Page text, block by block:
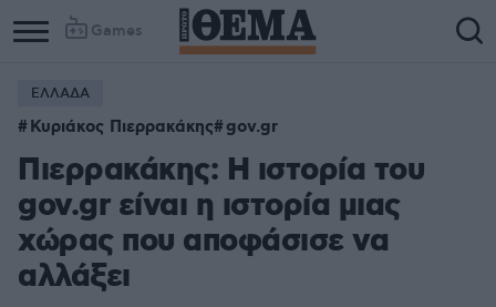
Games
ΕΛΛΑΔΑ
Κυριάκος Πιερρακάκης gov.gr
Πιερρακάκης: Η ιστορία του
gov.gr είναι η ιστορία μιας
χώρας που αποφάσισε να
αλλάξει